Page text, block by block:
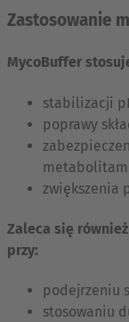
Zastosowanie
MycoBuffer
stabilizacji
poprawy
zwiększenia
Zaleca się
przy:
podejrzeniu
stosowaniu